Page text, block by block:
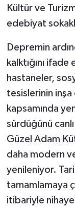
Kültür ve
edebiyat
Depremin
kalktığını
hastaneler,
tesislerinin
kapsamında
sürdüğünü
Güzel Adam
daha modern
yenileniyor.
tamamlamaya
itibariyle